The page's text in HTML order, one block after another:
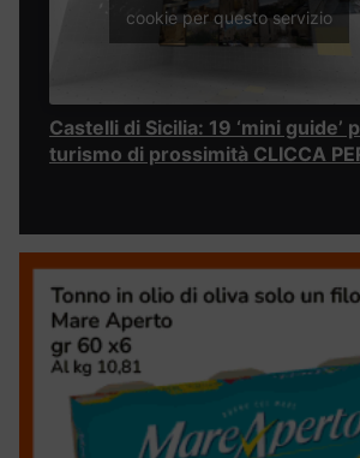
cookie per questo servizio
Castelli di Sicilia: 19 ‘mini guide’
turismo di prossimità CLICCA